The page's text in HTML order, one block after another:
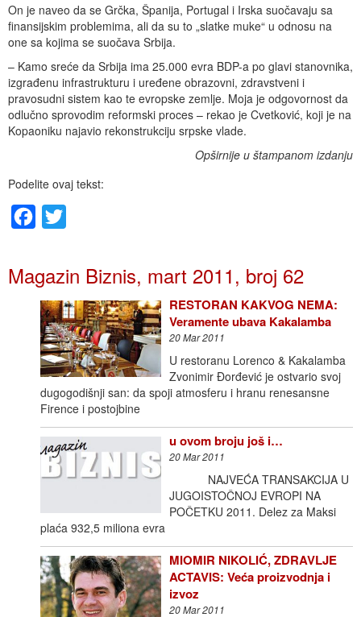
On je naveo da se Grčka, Španija, Portugal i Irska suočavaju sa
finansijskim problemima, ali da su to „slatke muke“ u odnosu na
one sa kojima se suočava Srbija.
– Kamo sreće da Srbija ima 25.000 evra BDP-a po glavi stanovnika,
izgrađenu infrastrukturu i uređene obrazovni, zdravstveni i
pravosudni sistem kao te evropske zemlje. Moja je odgovornost da
odlučno sprovodim reformski proces – rekao je Cvetković, koji je na
Kopaoniku najavio rekonstrukciju srpske vlade.
Opširnije u štampanom izdanju
Podelite ovaj tekst:
Facebook
Magazin Biznis, mart 2011, broj 62
RESTORAN KAKVOG NEMA:
Veramente ubava Kakalamba
20 Mar 2011
U restoranu Lorenco & Kakalamba
Zvonimir Đorđević je ostvario svoj
dugogodišnji san: da spoji atmosferu i hranu renesansne
Firence i postojbine
u ovom broju još i…
20 Mar 2011
NAJVEĆA TRANSAKCIJA U
JUGOISTOČNOJ EVROPI NA
POČETKU 2011. Delez za Maksi
plaća 932,5 miliona evra
MIOMIR NIKOLIĆ, ZDRAVLJE
ACTAVIS: Veća proizvodnja i
izvoz
20 Mar 2011